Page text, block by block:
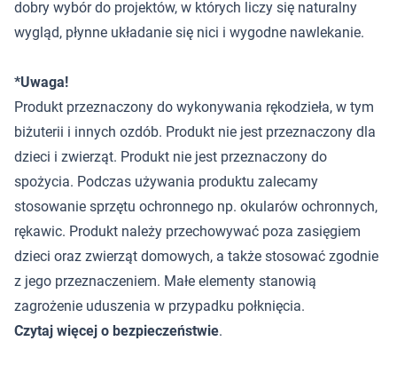
dobry wybór do projektów, w których liczy się naturalny
wygląd, płynne układanie się nici i wygodne nawlekanie.
*Uwaga!
Produkt przeznaczony do wykonywania rękodzieła, w tym
biżuterii i innych ozdób. Produkt nie jest przeznaczony dla
dzieci i zwierząt. Produkt nie jest przeznaczony do
spożycia. Podczas używania produktu zalecamy
stosowanie sprzętu ochronnego np. okularów ochronnych,
rękawic. Produkt należy przechowywać poza zasięgiem
dzieci oraz zwierząt domowych, a także stosować zgodnie
z jego przeznaczeniem. Małe elementy stanowią
zagrożenie uduszenia w przypadku połknięcia.
Czytaj więcej o bezpieczeństwie.